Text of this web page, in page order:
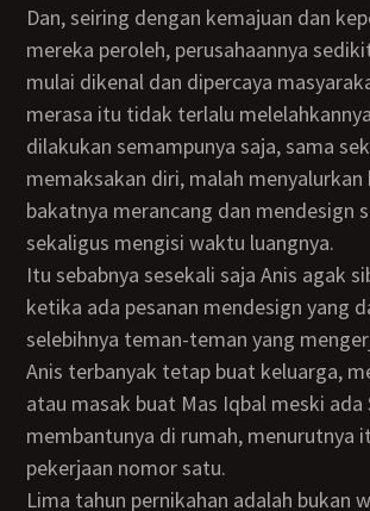
Dan, seiring dengan kemajuan dan kepercayaan yang
mereka peroleh, perusahaannya
mulai dikenal dan dipercaya
merasa itu tidak terlalu
dilakukan semampunya saja, sama
memaksakan diri, malah menyalurkan
bakatnya merancang dan mendesign
sekaligus mengisi waktu luangnya.
Itu sebabnya sesekali saja Anis agak sibuk mengatur
ketika ada pesanan mendesign yang
selebihnya teman-teman yang
Anis terbanyak tetap buat keluarga,
atau masak buat Mas Iqbal meski ada
membantunya di rumah, menurutnya
pekerjaan nomor satu.
Lima tahun pernikahan adalah bukan waktu yang